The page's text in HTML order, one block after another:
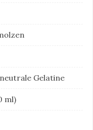
Gelatine
ml)